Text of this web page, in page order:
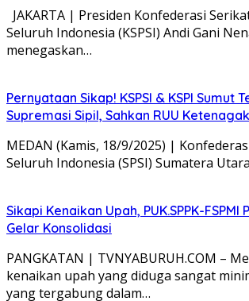
JAKARTA | Presiden Konfederasi
Seluruh Indonesia (KSPSI) Andi Gani
menegaskan…
Pernyataan Sikap! KSPSI & KSPI Sumut
Supremasi Sipil, Sahkan RUU
MEDAN (Kamis, 18/9/2025) |
Seluruh Indonesia (SPSI) Sumatera
Sikapi Kenaikan Upah, PUK.SPPK-FSPMI
Gelar Konsolidasi
PANGKATAN | TVNYABURUH.COM –
kenaikan upah yang diduga sangat
yang tergabung dalam…